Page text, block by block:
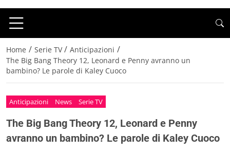
Home / Serie TV / Anticipazioni /
The Big Bang Theory 12, Leonard e Penny avranno un
bambino? Le parole di Kaley Cuoco
Anticipazioni News Serie TV
The Big Bang Theory 12, Leonard e Penny
avranno un bambino? Le parole di Kaley Cuoco